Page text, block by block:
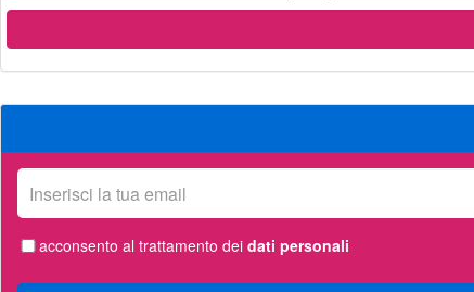
La
tua
email
acconsento al trattamento dei dati personali